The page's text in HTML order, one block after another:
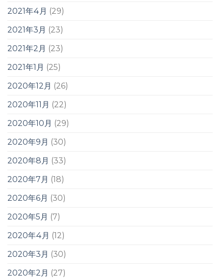
2021年4月 (29)
2021年3月 (23)
2021年2月 (23)
2021年1月 (25)
2020年12月 (26)
2020年11月 (22)
2020年10月 (29)
2020年9月 (30)
2020年8月 (33)
2020年7月 (18)
2020年6月 (30)
2020年5月 (7)
2020年4月 (12)
2020年3月 (30)
2020年2月 (27)